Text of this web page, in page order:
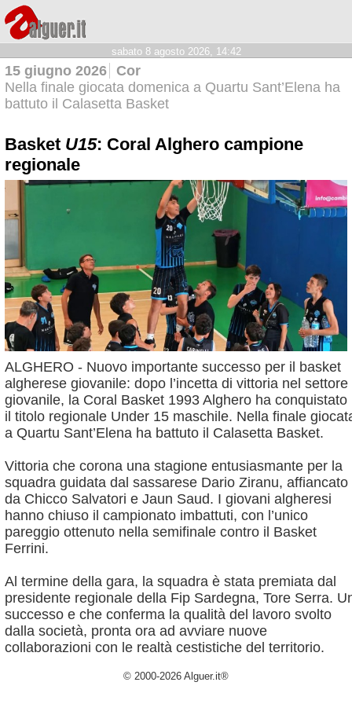
sabato 8 agosto 2026, 14:42
15 giugno 2026 Cor
Nella finale giocata domenica a Quartu Sant’Elena ha
battuto il Calasetta Basket
Basket U15: Coral Alghero campione
regionale
ALGHERO - Nuovo importante successo per il basket
algherese giovanile: dopo l’incetta di vittoria nel settore
giovanile, la Coral Basket 1993 Alghero ha conquistato
il titolo regionale Under 15 maschile. Nella finale
a Quartu Sant’Elena ha battuto il Calasetta Basket.
Vittoria che corona una stagione entusiasmante per la
squadra guidata dal sassarese Dario Ziranu, affiancato
da Chicco Salvatori e Jaun Saud. I giovani algheresi
hanno chiuso il campionato imbattuti, con l’unico
pareggio ottenuto nella semifinale contro il Basket
Ferrini.
Al termine della gara, la squadra è stata premiata dal
presidente regionale della Fip Sardegna, Tore Serra.
successo e che conferma la qualità del lavoro svolto
dalla società, pronta ora ad avviare nuove
collaborazioni con le realtà cestistiche del territorio.
© 2000-2026 Alguer.it®